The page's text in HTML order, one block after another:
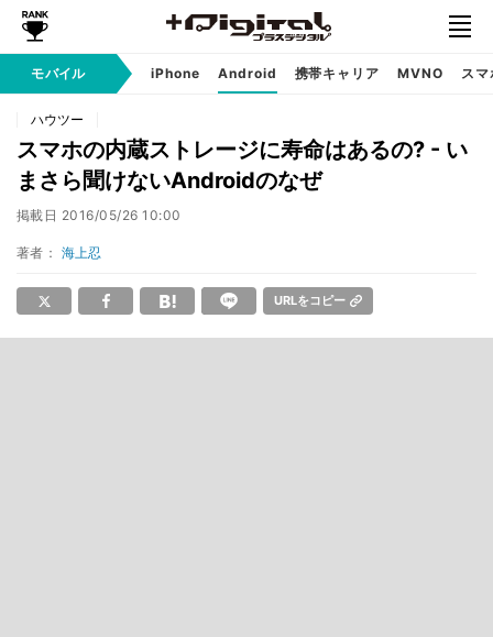
モバイル iPhone Android 携帯キャリア MVNO ス
ハウツー
スマホの内蔵ストレージに寿命はあるの? - い
まさら聞けないAndroidのなぜ
掲載日 2016/05/26 10:00
著者： 海上忍
URLをコピー